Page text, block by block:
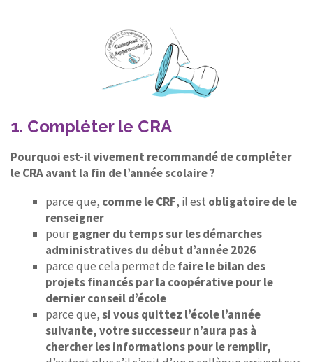
1. Compléter le CRA
Pourquoi est-il vivement recommandé de compléter
le CRA avant la fin de l’année scolaire ?
parce que, comme le CRF, il est obligatoire de le
renseigner
pourgagner du temps sur les démarches
administratives du début d’année 2026
parce que cela permet de faire le bilan des
projets financés par la coopérative pour le
dernier conseil d’école
parce que,si vous quittez l’école l’année
suivante, votre successeur n’aura pas à
chercher les informations pour le remplir,